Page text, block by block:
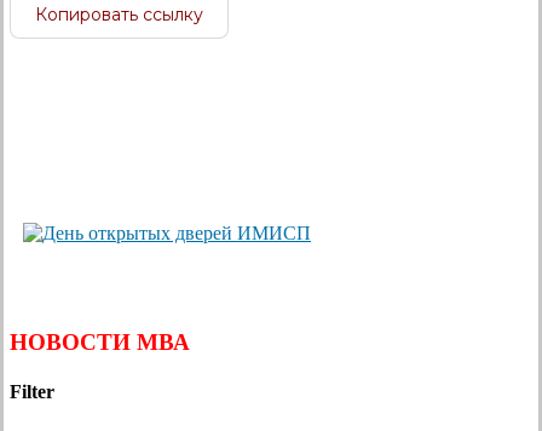
Копировать ссылку
НОВОСТИ МВА
Filter